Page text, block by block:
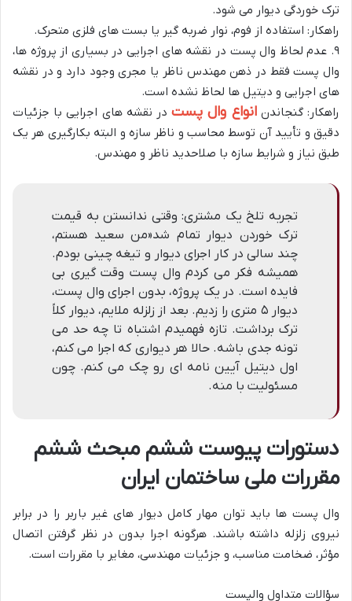
ترک‌ خوردگی دیوار می‌ شود.
راهکار: استفاده از فوم، نوار ضربه‌ گیر یا بست‌ های فلزی متحرک.
۹. عدم لحاظ وال پست در نقشه‌ های اجرایی در بسیاری از پروژه‌ ها،
وال پست فقط در ذهن مهندس ناظر یا مجری وجود دارد و در نقشه‌
های اجرایی و دیتیل‌ ها لحاظ نشده است.
راهکار: گنجاندنانواع وال پستدر نقشه‌ های اجرایی با جزئیات
دقیق و تأیید آن توسط محاسب و ناظر سازه و البته بکارگیری هر یک
طبق نیاز و شرایط سازه با صلاحدید ناظر و مهندس.
تجربه تلخ یک مشتری: وقتی ندانستن به قیمت
ترک خوردن دیوار تمام شد«من سعید هستم،
چند سالی در کار اجرای دیوار و تیغه‌ چینی بودم.
همیشه فکر می‌ کردم وال پست وقت‌ گیری بی‌
فایده است. در یک پروژه، بدون اجرای وال پست،
دیوار ۵ متری را زدیم. بعد از زلزله ملایم، دیوار کلاً
ترک برداشت. تازه فهمیدم اشتباه تا چه حد می‌
تونه جدی باشه. حالا هر دیواری که اجرا می‌ کنم،
اول دیتیل آیین‌ نامه‌ ای رو چک می‌ کنم. چون
مسئولیت با منه.
دستورات پیوست ششم مبحث ششم
مقررات ملی ساختمان ایران
وال پست‌ ها باید توان مهار کامل دیوار های غیر باربر را در برابر
نیروی زلزله داشته باشند. هرگونه اجرا بدون در نظر گرفتن اتصال
مؤثر، ضخامت مناسب، و جزئیات مهندسی، مغایر با مقررات است.
سؤالات متداول والپست